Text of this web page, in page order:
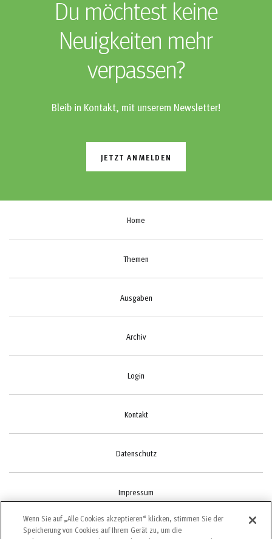
Du möchtest keine
Neuigkeiten mehr
verpassen?
Bleib in Kontakt, mit unserem Newsletter!
JETZT ANMELDEN
Home
Themen
Ausgaben
Archiv
Login
Kontakt
Datenschutz
Impressum
Cookie-Einstellungen
Wenn Sie auf „Alle Cookies akzeptieren“ klicken, stimmen Sie der
Speicherung von Cookies auf Ihrem Gerät zu, um die